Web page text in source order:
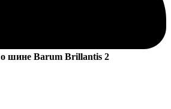
о шине Barum Brillantis 2